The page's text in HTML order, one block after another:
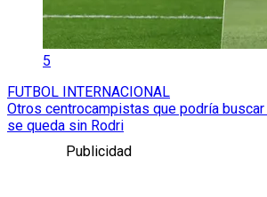
5
FUTBOL INTERNACIONAL
Otros centrocampistas que podría
se queda sin Rodri
Publicidad